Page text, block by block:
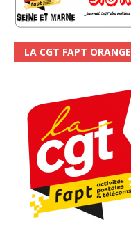
LA CGT FAPT ORANGE